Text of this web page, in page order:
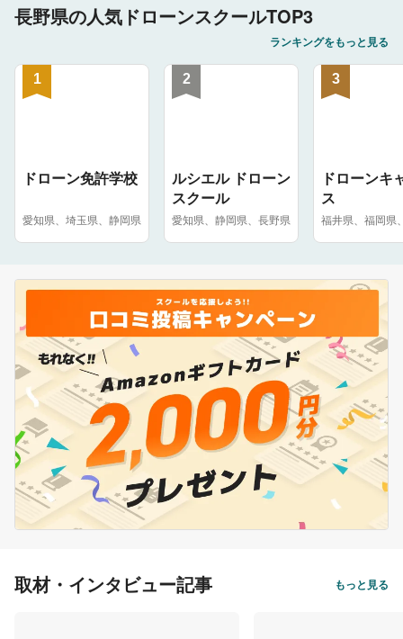
長野県の人気ドローンスクールTOP3
ランキングをもっと見る
1
ドローン免許学校
愛知県、埼玉県、静岡県
2
ルシエル ドローン
スクール
愛知県、静岡県、長野県
3
ドローンキ
ス
福井県、福岡県
取材・インタビュー記事 もっと見る